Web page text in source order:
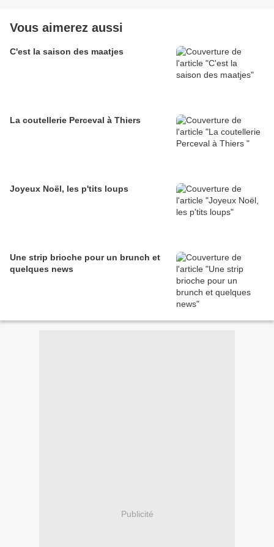
Vous aimerez aussi
C'est la saison des maatjes
La coutellerie Perceval à Thiers
Joyeux Noël, les p'tits loups
Une strip brioche pour un brunch et
quelques news
Publicité